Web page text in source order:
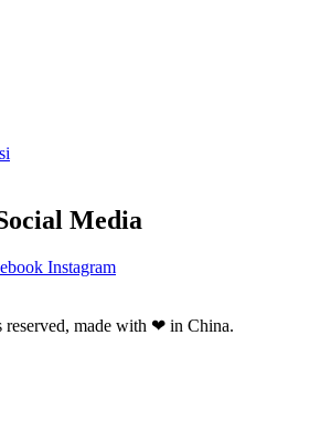
Media
Instagram
made with ❤ in China.